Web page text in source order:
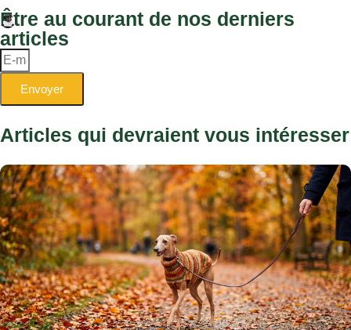
Être au courant de nos derniers
articles
Envoyer
Articles qui devraient vous intéresser